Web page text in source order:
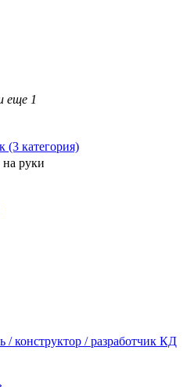
еще 1
(3 категория)
на руки
/ конструктор / разработчик КД